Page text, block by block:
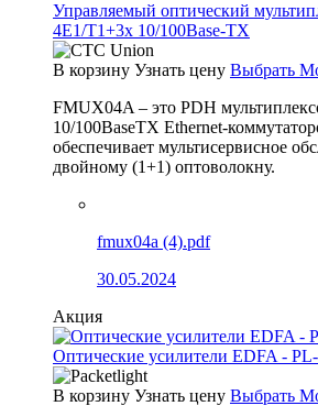
Управляемый оптический
4E1/T1+3x 10/100Base-TX
В корзину Узнать цену Выбрать
FMUX04A – это PDH
10/100BaseTX Ethernet-
обеспечивает мультисервисное
двойному (1+1) оптоволокну.
fmux04a (4).pdf
30.05.2024
Акция
Оптические усилители EDFA -
В корзину Узнать цену Выбрать